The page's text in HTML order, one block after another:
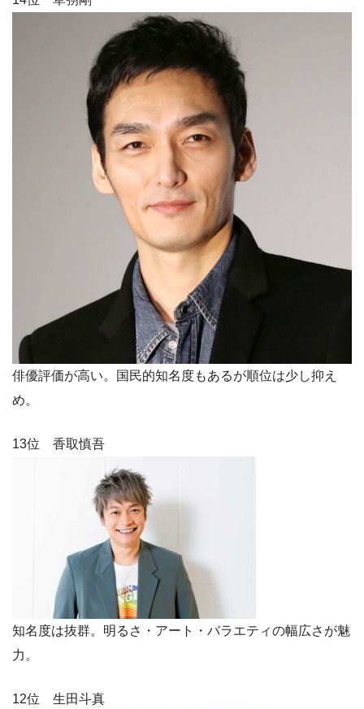
俳優評価が高い。国民的知名度もあるが順位は少し抑え
め。
13位 香取慎吾
知名度は抜群。明るさ・アート・バラエティの幅広さが魅
力。
12位 生田斗真